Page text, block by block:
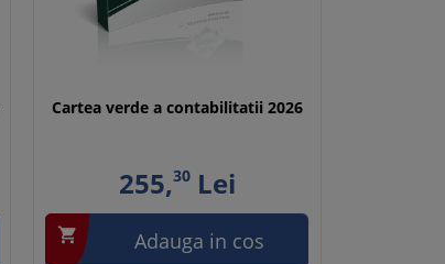
Cartea verde a contabilitatii 2026
255,30Lei
 Adauga in cos